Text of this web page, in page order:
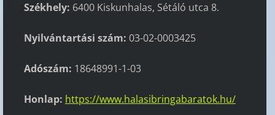
Székhely: 6400 Kiskunhalas, Sétáló utca 8.
Nyilvántartási szám: 03-02-0003425
Adószám: 18648991-1-03
Honlap: https://www.halasibringabaratok.hu/